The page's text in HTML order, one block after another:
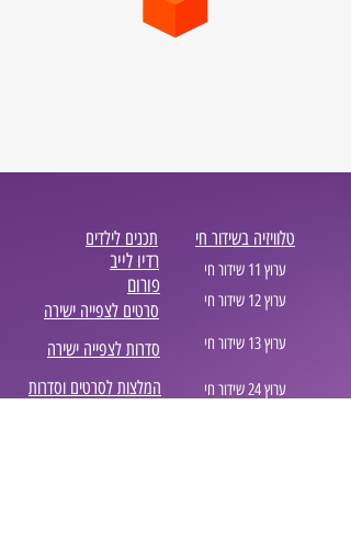
תכנים לילדים
רדיו לייב
פורום
סרטים לצפייה ישירה
סדרות לצפייה ישירה
המלצות לסרטים וסדרות
טלוויזיה בשידור חי
ערוץ 11 שידור חי
ערוץ 12 שידור חי
ערוץ 13 שידור חי
ערוץ 24 שידור חי